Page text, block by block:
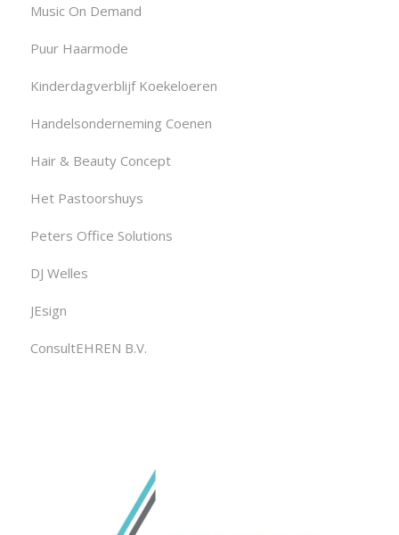
Music On Demand
Puur Haarmode
Kinderdagverblijf Koekeloeren
Handelsonderneming Coenen
Hair & Beauty Concept
Het Pastoorshuys
Peters Office Solutions
DJ Welles
JEsign
ConsultEHREN B.V.